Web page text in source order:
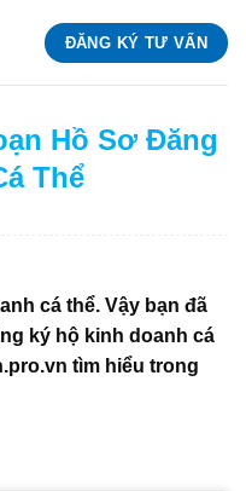
ĐĂNG KÝ TƯ VẤN
Hồ Sơ Đăng
Thể
cá thể. Vậy bạn đã
ký hộ kinh doanh cá
tìm hiểu trong